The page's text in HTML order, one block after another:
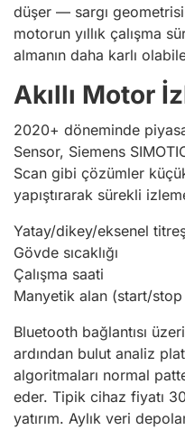
düşer — sargı
motorun yıllık çalışma
almanın daha karlı
Akıllı Motor
2020+ döneminde
Sensor, Siemens
Scan gibi çözümler
yapıştırarak sürekli
Yatay/dikey/eksenel
Gövde sıcaklığı
Çalışma saati
Manyetik alan (start/stop
Bluetooth bağlantısı
ardından bulut analiz
algoritmaları normal
eder. Tipik cihaz fiyatı
yatırım. Aylık veri